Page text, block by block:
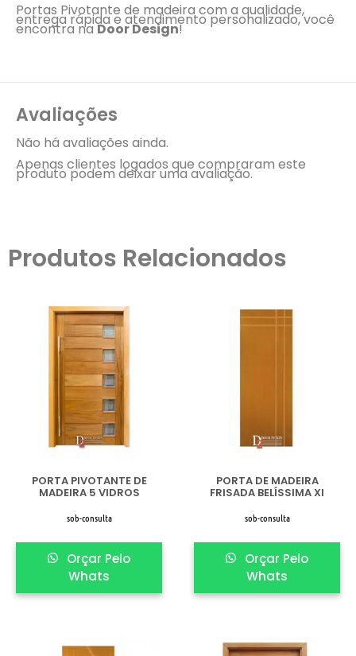
Portas Pivotante de madeira com a qualidade,
entrega rápida e atendimento personalizado, você
encontra naDoor Design!
Avaliações
Não há avaliações ainda.
Apenas clientes logados que compraram este
produto podem deixar uma avaliação.
Produtos Relacionados
PORTA PIVOTANTE DE
MADEIRA 5 VIDROS
sob-consulta
Orçar Pelo
Whats
PORTA DE MADEIRA
FRISADA BELÍSSIMA XI
sob-consulta
Orçar Pelo
Whats